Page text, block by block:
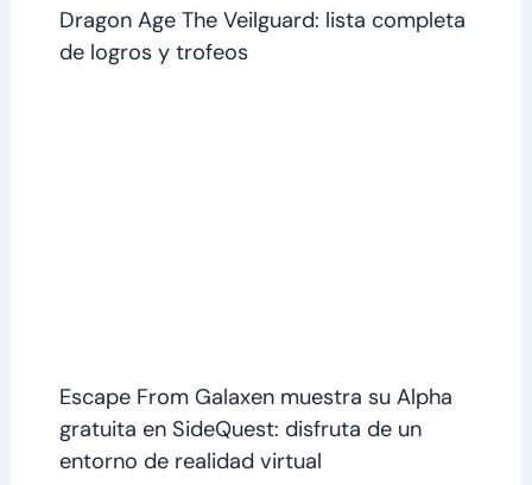
Dragon Age The Veilguard: lista completa
de logros y trofeos
Escape From Galaxen muestra su Alpha
gratuita en SideQuest: disfruta de un
entorno de realidad virtual